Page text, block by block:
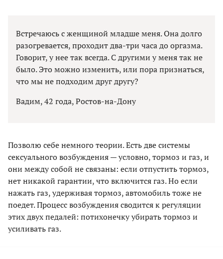
Встречаюсь с женщиной младше меня. Она долго
разогревается, проходит два-три часа до оргазма.
Говорит, у нее так всегда. С другими у меня так не
было. Это можно изменить, или пора признаться,
что мы не подходим друг другу?
Вадим, 42 года, Ростов-на-Дону
Позволю себе немного теории. Есть две системы
сексуального возбуждения — условно, тормоз и газ, и
они между собой не связаны: если отпустить тормоз,
нет никакой гарантии, что включится газ. Но если
нажать газ, удерживая тормоз, автомобиль тоже не
поедет. Процесс возбуждения сводится к регуляции
этих двух педалей: потихонечку убирать тормоз и
усиливать газ.